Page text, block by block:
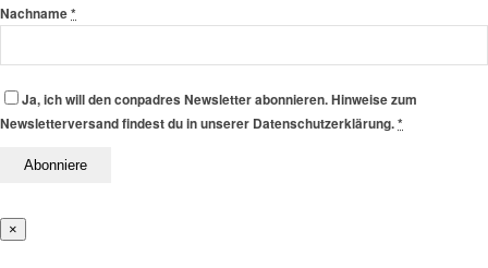
Nachname*
Ja, ich will den conpadres Newsletter abonnieren. Hinweise zum
Newsletterversand findest du in unserer Datenschutzerklärung.*
×